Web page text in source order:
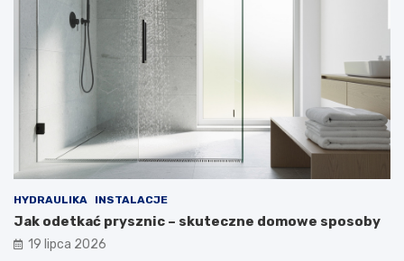
HYDRAULIKA INSTALACJE
Jak odetkać prysznic – skuteczne domowe sposoby
19 lipca 2026